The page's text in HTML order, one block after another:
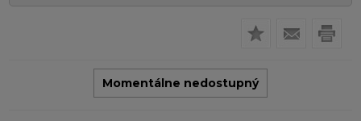
Momentálne nedostupný